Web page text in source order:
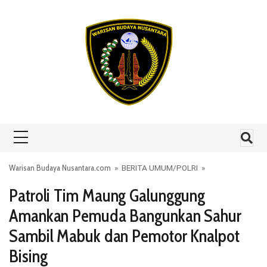
Warisan Budaya Nusantara.com » BERITA UMUM/POLRI »
Patroli Tim Maung Galunggung
Amankan Pemuda Bangunkan Sahur
Sambil Mabuk dan Pemotor Knalpot
Bising